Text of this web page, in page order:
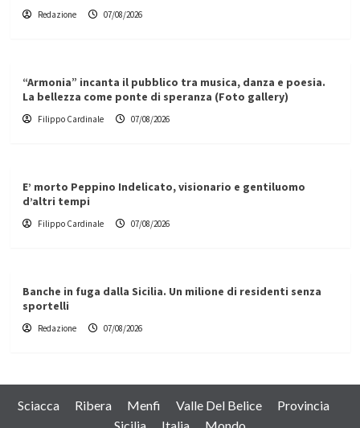
Redazione 07/08/2026
“Armonia” incanta il pubblico tra musica, danza e poesia.
La bellezza come ponte di speranza (Foto gallery)
Filippo Cardinale 07/08/2026
E’ morto Peppino Indelicato, visionario e gentiluomo
d’altri tempi
Filippo Cardinale 07/08/2026
Banche in fuga dalla Sicilia. Un milione di residenti senza
sportelli
Redazione 07/08/2026
Sciacca Ribera Menfi Valle Del Belice
Provincia